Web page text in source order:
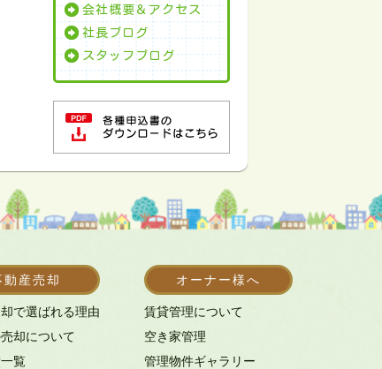
会社概要＆アクセス
社長ブログ
スタッフブログ
動産売却
で選ばれる理由
却について
覧
オーナー様へ
賃貸管理について
空き家管理
管理物件ギャラリー